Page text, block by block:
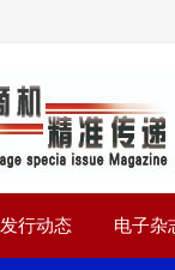
发行动态 电子杂